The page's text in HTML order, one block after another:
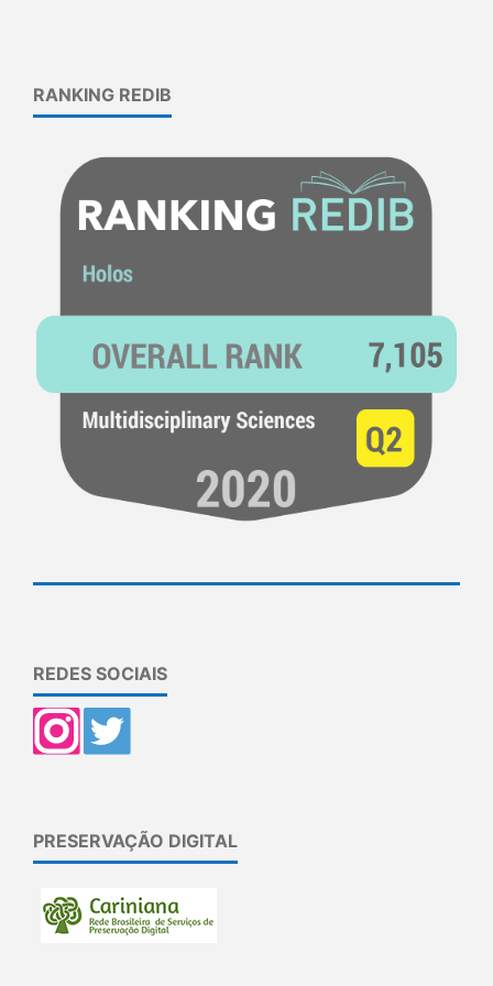
RANKING REDIB
REDES SOCIAIS
PRESERVAÇÃO DIGITAL